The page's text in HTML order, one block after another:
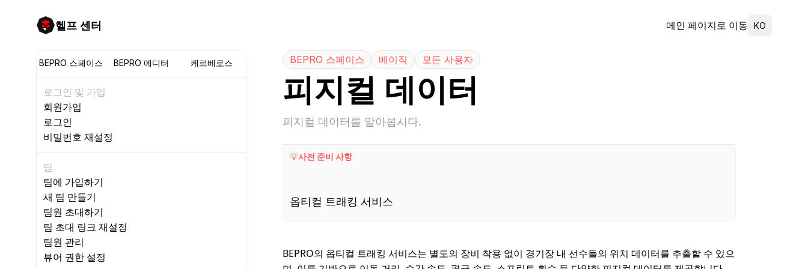
헬프 센터 KO
메인 페이지로 이동
BEPRO 스페이스 BEPRO 에디터 케르베로스
로그인 및 가입
회원가입
로그인
비밀번호 재설정
팀
팀에 가입하기
새 팀 만들기
팀원 초대하기
팀 초대 링크 재설정
팀원 관리
뷰어 권한 설정
0
BEPRO 스페이스 베이직 모든 사용자
피지컬 데이터
피지컬 데이터를 알아봅시다.
💡사전 준비 사항
옵티컬 트래킹 서비스
BEPRO의 옵티컬 트래킹 서비스는 별도의 장비 착용 없이 경기장 내 선수들의 위치 데이터를 추출할 수 있으